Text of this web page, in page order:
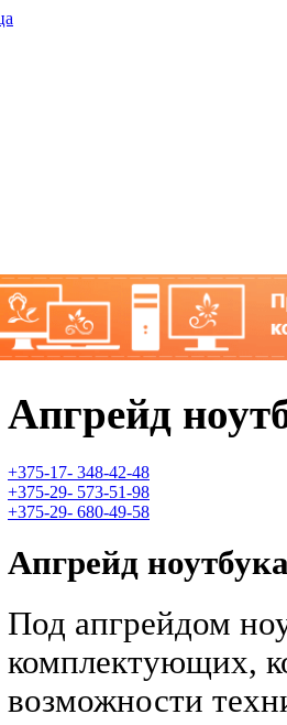
Апгрейд
+375-17- 348-42-48
+375-29- 573-51-98
+375-29- 680-49-58
Апгрейд
Под апгрейдом
комплектующих,
возможности